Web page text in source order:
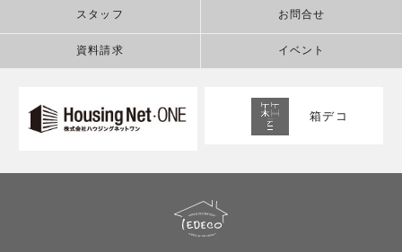
スタッフ お問合せ
資料請求 イベント
箱デコ